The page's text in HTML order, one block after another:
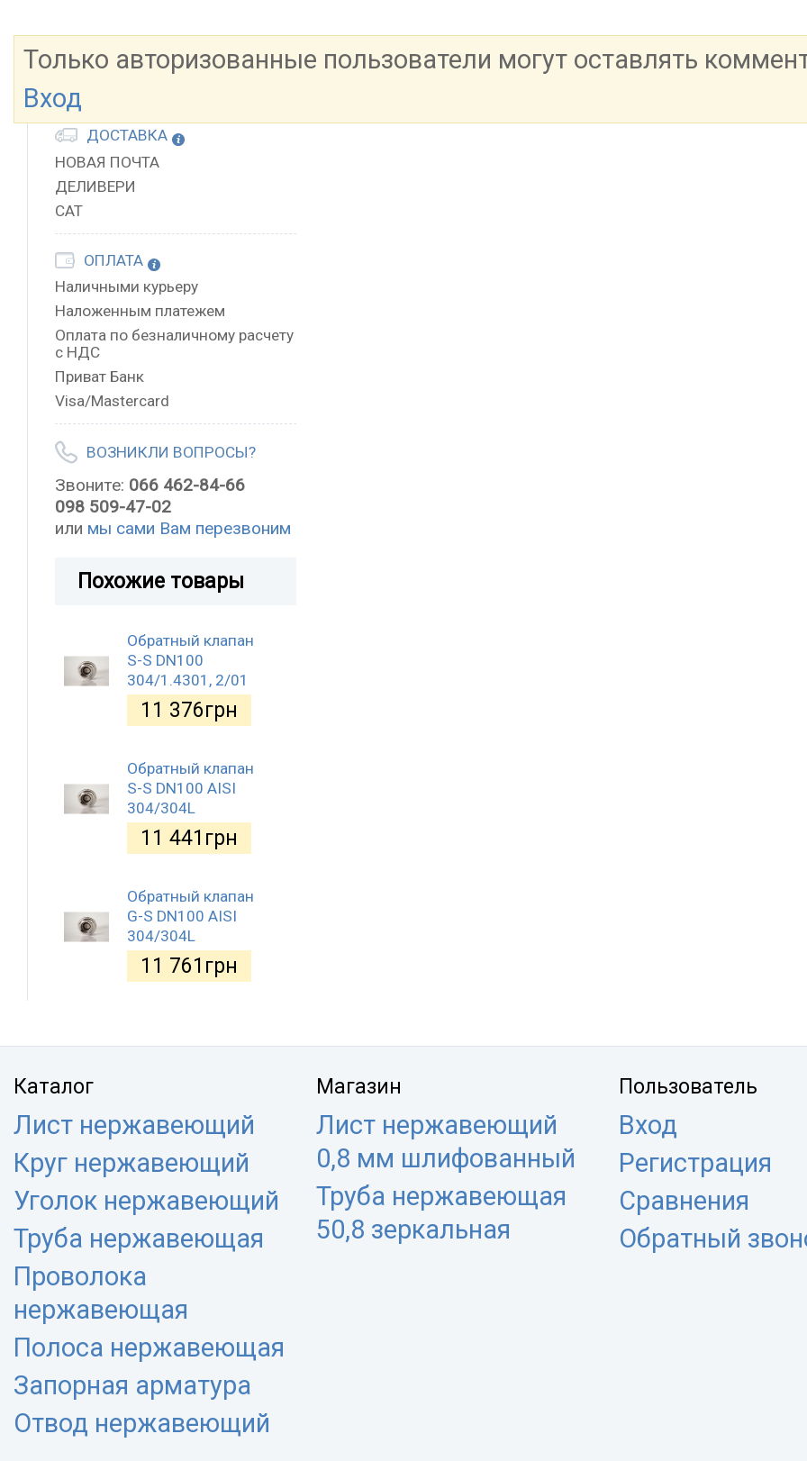
Только авторизованные пользователи могут оставлять
Вход
ДОСТАВКА
НОВАЯ ПОЧТА
ДЕЛИВЕРИ
САТ
ОПЛАТА
Наличными курьеру
Наложенным платежем
Оплата по безналичному расчету
с НДС
Приват Банк
Visa/Mastercard
ВОЗНИКЛИ ВОПРОСЫ?
Звоните: 066 462-84-66
098 509-47-02
или мы сами Вам перезвоним
Похожие товары
Обратный клапан
S-S DN100
304/1.4301, 2/01
11 376грн
Обратный клапан
S-S DN100 AISI
304/304L
11 441 грн
Обратный клапан
G-S DN100 AISI
304/304L
11 761 грн
Каталог
Лист нержавеющий
Круг нержавеющий
Уголок нержавеющий
Труба нержавеющая
Проволока
нержавеющая
Полоса нержавеющая
Запорная арматура
Отвод нержавеющий
Магазин
Лист нержавеющий
0,8 мм шлифованный
Труба нержавеющая
50,8 зеркальная
Пользователь
Вход
Регистрация
Сравнения
Обратный